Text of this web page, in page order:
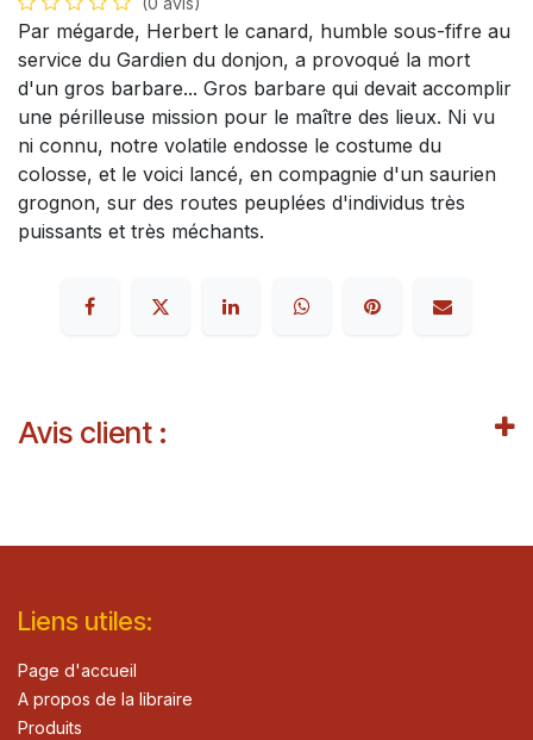
Par mégarde, Herbert le canard, humble sous-fifre au
service du Gardien du donjon, a provoqué la mort
d'un gros barbare... Gros barbare qui devait accomplir
une périlleuse mission pour le maître des lieux. Ni vu
ni connu, notre volatile endosse le costume du
colosse, et le voici lancé, en compagnie d'un saurien
grognon, sur des routes peuplées d'individus très
puissants et très méchants.
Avis client :
Lie​ns utiles:
Page d'accueil
A propos de la libraire
Produits